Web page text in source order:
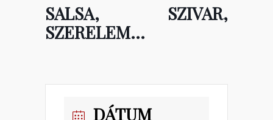
SALSA, SZIVAR,
SZERELEM…
DÁTUM